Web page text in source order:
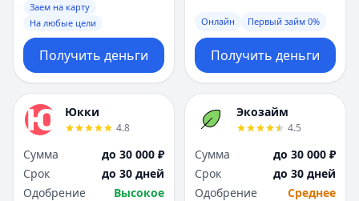
Заем на карту
На любые цели
Получить деньги
Онлайн Первый займ 0%
Получить деньги
Юкки
4.8
Сумма
до 30 000 ₽
Срок
до 30 дней
Одобрение
Высокое
Экозайм
4.5
Сумма
до 30 000 ₽
Срок
до 30 дней
Одобрение
Среднее